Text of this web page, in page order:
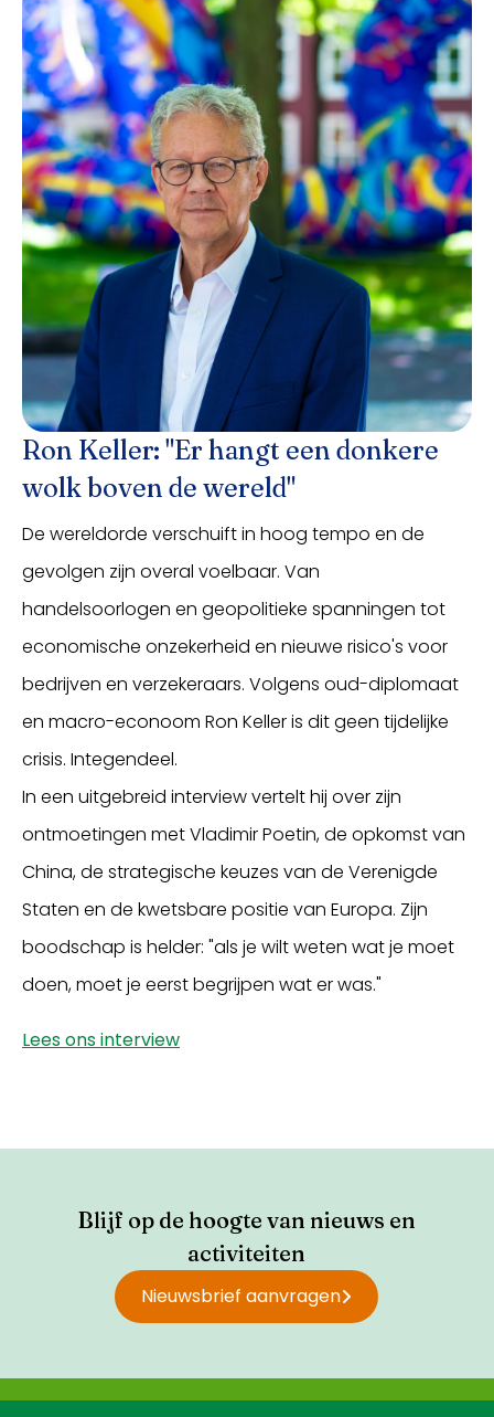
Ron Keller: "Er hangt een donkere
wolk boven de wereld"
De wereldorde verschuift in hoog tempo en de
gevolgen zijn overal voelbaar. Van
handelsoorlogen en geopolitieke spanningen tot
economische onzekerheid en nieuwe risico's voor
bedrijven en verzekeraars. Volgens oud-diplomaat
en macro-econoom Ron Keller is dit geen tijdelijke
crisis. Integendeel.
In een uitgebreid interview vertelt hij over zijn
ontmoetingen met Vladimir Poetin, de opkomst van
China, de strategische keuzes van de Verenigde
Staten en de kwetsbare positie van Europa. Zijn
boodschap is helder: "als je wilt weten wat je moet
doen, moet je eerst begrijpen wat er was."
Lees ons interview
Blijf op de hoogte van nieuws en
activiteiten
Nieuwsbrief aanvragen